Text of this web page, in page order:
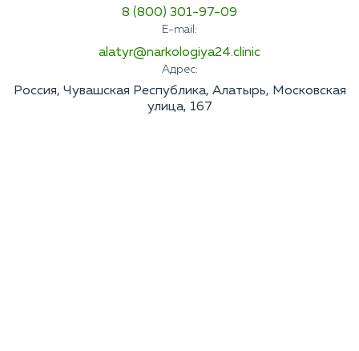
8 (800) 301-97-09
E-mail:
alatyr@narkologiya24.clinic
Адрес:
Россия, Чувашская Республика, Алатырь, Московская
улица, 167